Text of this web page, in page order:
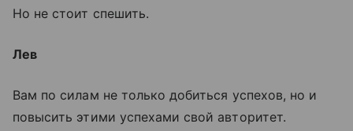
Но не стоит спешить.
Лев
Вам по силам не только добиться успехов, но и
повысить этими успехами свой авторитет.